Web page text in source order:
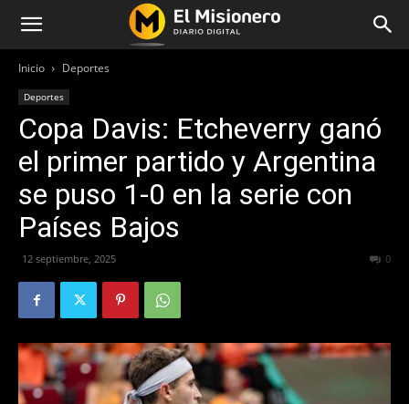
Inicio Deportes
Deportes
Copa Davis: Etcheverry ganó
el primer partido y Argentina
se puso 1-0 en la serie con
Países Bajos
12 septiembre, 2025 0